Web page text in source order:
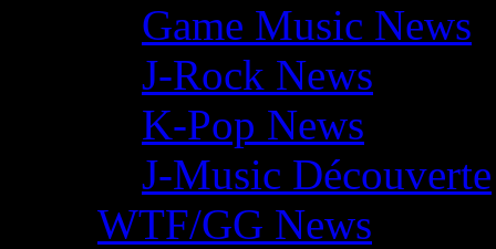
Game Music News
J-Rock News
K-Pop News
J-Music Découverte
WTF/GG News